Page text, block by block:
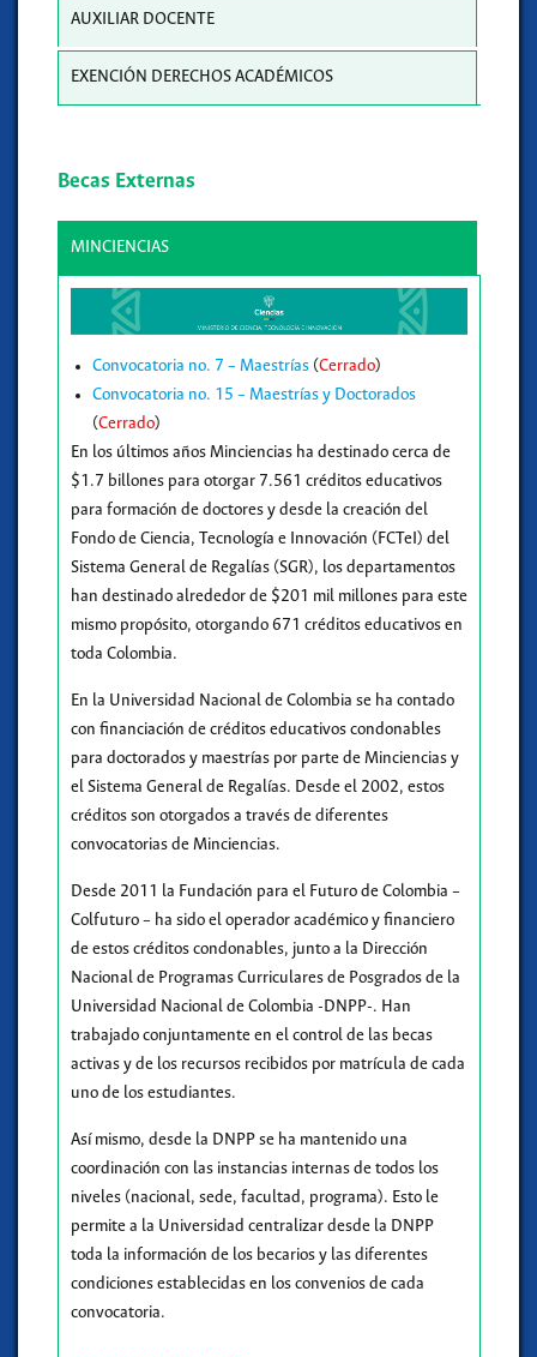
AUXILIAR DOCENTE
EXENCIÓN DERECHOS ACADÉMICOS
Becas Externas
MINCIENCIAS
Convocatoria no. 7 – Maestrías(Cerrado)
Convocatoria no. 15 – Maestrías y Doctorados
(Cerrado)
En los últimos años Minciencias ha destinado cerca de
$1.7 billones para otorgar 7.561 créditos educativos
para formación de doctores y desde la creación del
Fondo de Ciencia, Tecnología e Innovación (FCTeI) del
Sistema General de Regalías (SGR), los departamentos
han destinado alrededor de $201 mil millones para este
mismo propósito, otorgando 671 créditos educativos en
toda Colombia.
En la Universidad Nacional de Colombia se ha contado
con financiación de créditos educativos condonables
para doctorados y maestrías por parte de Minciencias y
el Sistema General de Regalías. Desde el 2002, estos
créditos son otorgados a través de diferentes
convocatorias de Minciencias.
Desde 2011 la Fundación para el Futuro de Colombia –
Colfuturo – ha sido el operador académico y financiero
de estos créditos condonables, junto a la Dirección
Nacional de Programas Curriculares de Posgrados de la
Universidad Nacional de Colombia -DNPP-. Han
trabajado conjuntamente en el control de las becas
activas y de los recursos recibidos por matrícula de cada
uno de los estudiantes.
Así mismo, desde la DNPP se ha mantenido una
coordinación con las instancias internas de todos los
niveles (nacional, sede, facultad, programa). Esto le
permite a la Universidad centralizar desde la DNPP
toda la información de los becarios y las diferentes
condiciones establecidas en los convenios de cada
convocatoria.